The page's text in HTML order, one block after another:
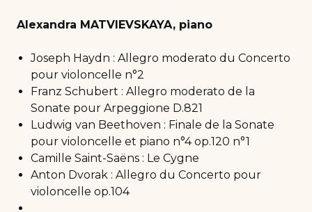
Alexandra MATVIEVSKAYA, piano
Joseph Haydn : Allegro moderato du Concerto
pour violoncelle n°2
Franz Schubert : Allegro moderato de la
Sonate pour Arpeggione D.821
Ludwig van Beethoven : Finale de la Sonate
pour violoncelle et piano n°4 op.120 n°1
Camille Saint-Saëns : Le Cygne
Anton Dvorak : Allegro du Concerto pour
violoncelle op.104